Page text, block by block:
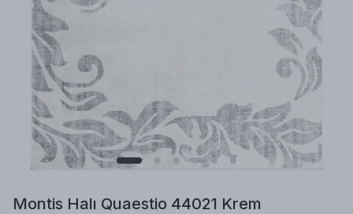
Montis Halı Quaestio 44021 Krem